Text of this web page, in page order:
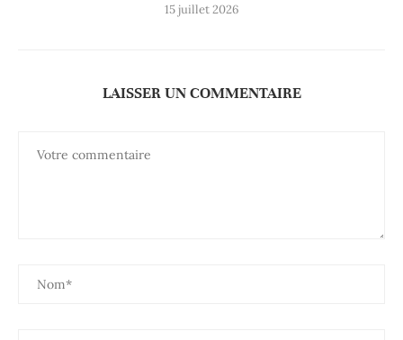
15 juillet 2026
LAISSER UN COMMENTAIRE